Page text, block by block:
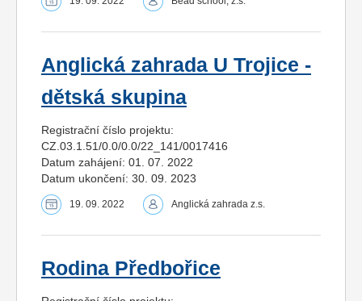
Anglická zahrada U Trojice -
dětská skupina
Registrační číslo projektu:
CZ.03.1.51/0.0/0.0/22_141/0017416
Datum zahájení: 01. 07. 2022
Datum ukončení: 30. 09. 2023
19. 09. 2022 Anglická zahrada z.s.
Rodina Předbořice